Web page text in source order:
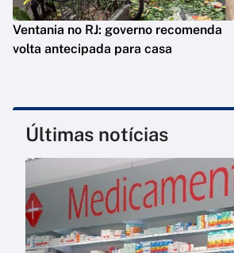
Ventania no RJ: governo recomenda
volta antecipada para casa
Últimas notícias